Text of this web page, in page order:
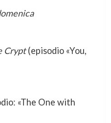
Crypt(episodio «You,
«The One with